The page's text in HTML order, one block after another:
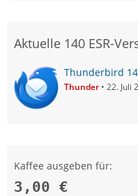
Aktuelle 140 ESR-
Thunderbird
Thunder 22. Juli
Kaffee ausgeben für:
3,00 €